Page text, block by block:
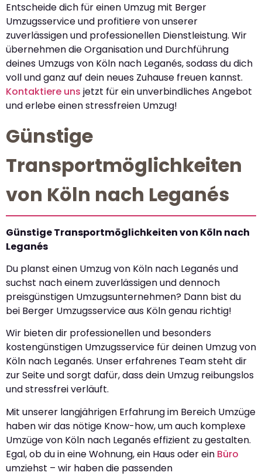
Entscheide dich für einen Umzug mit Berger
Umzugsservice und profitiere von unserer
zuverlässigen und professionellen Dienstleistung. Wir
übernehmen die Organisation und Durchführung
deines Umzugs von Köln nach Leganés, sodass du dich
voll und ganz auf dein neues Zuhause freuen kannst.
Kontaktiere uns jetzt für ein unverbindliches Angebot
und erlebe einen stressfreien Umzug!
Günstige
Transportmöglichkeiten
von Köln nach Leganés
Günstige Transportmöglichkeiten von Köln nach
Leganés
Du planst einen Umzug von Köln nach Leganés und
suchst nach einem zuverlässigen und dennoch
preisgünstigen Umzugsunternehmen? Dann bist du
bei Berger Umzugsservice aus Köln genau richtig!
Wir bieten dir professionellen und besonders
kostengünstigen Umzugsservice für deinen Umzug von
Köln nach Leganés. Unser erfahrenes Team steht dir
zur Seite und sorgt dafür, dass dein Umzug reibungslos
und stressfrei verläuft.
Mit unserer langjährigen Erfahrung im Bereich Umzüge
haben wir das nötige Know-how, um auch komplexe
Umzüge von Köln nach Leganés effizient zu gestalten.
Egal, ob du in eine Wohnung, ein Haus oder ein Büro
umziehst – wir haben die passenden